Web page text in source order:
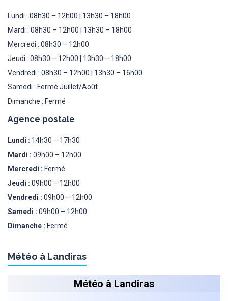
Lundi : 08h30 – 12h00 | 13h30 – 18h00
Mardi : 08h30 – 12h00 | 13h30 – 18h00
Mercredi : 08h30 – 12h00
Jeudi : 08h30 – 12h00 | 13h30 – 18h00
Vendredi : 08h30 – 12h00 | 13h30 – 16h00
Samedi : Fermé Juillet/Août
Dimanche : Fermé
Agence postale
Lundi : 14h30 – 17h30
Mardi : 09h00 – 12h00
Mercredi : Fermé
Jeudi : 09h00 – 12h00
Vendredi : 09h00 – 12h00
Samedi : 09h00 – 12h00
Dimanche : Fermé
Météo à Landiras
Météo à Landiras